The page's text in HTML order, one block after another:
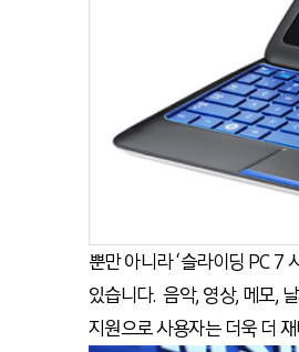
뿐만 아니라 ‘슬라이딩 PC 7
있습니다. 음악, 영상, 메모,
지원으로 사용자는 더욱 더